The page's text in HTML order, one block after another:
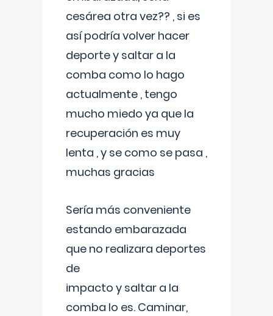
cesárea otra vez?? , si es
así podría volver hacer
deporte y saltar a la
comba como lo hago
actualmente , tengo
mucho miedo ya que la
recuperación es muy
lenta , y se como se pasa ,
muchas gracias
Sería más conveniente
estando embarazada
que no realizara deportes
de
impacto y saltar a la
comba lo es. Caminar,